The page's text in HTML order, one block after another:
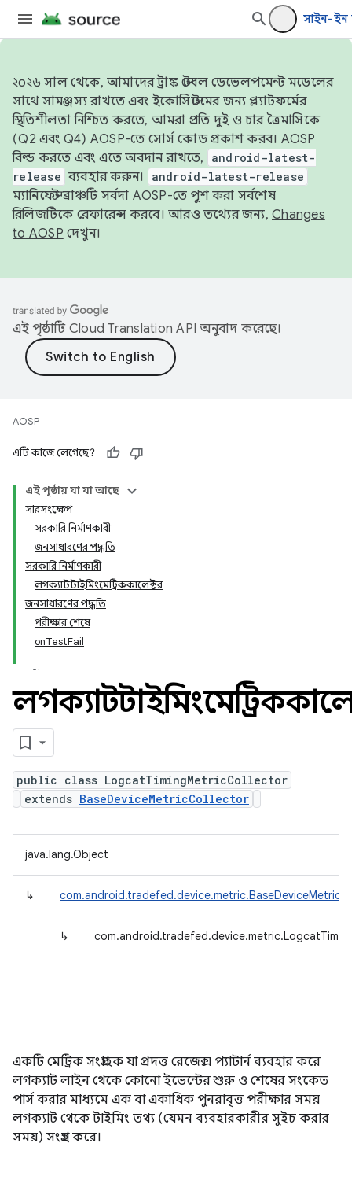
সাইন-
২০২৬ সাল থেকে, আমাদের ট্রাঙ্ক স্টেবল ডেভেলপমেন্ট মডেলের
সাথে সামঞ্জস্য রাখতে এবং ইকোসিস্টেমের জন্য প্ল্যাটফর্মের
স্থিতিশীলতা নিশ্চিত করতে, আমরা প্রতি দুই ও চার ত্রৈমাসিকে
(Q2 এবং Q4) AOSP-তে সোর্স কোড প্রকাশ করব। AOSP
বিল্ড করতে এবং এতে অবদান রাখতে,
android-latest-
release ব্যবহার করুন। android-latest-release
ম্যানিফেস্ট ব্রাঞ্চটি সর্বদা AOSP-তে পুশ করা সর্বশেষ
রিলিজটিকে রেফারেন্স করবে। আরও তথ্যের জন্য, Changes
to AOSP দেখুন।
এই পৃষ্ঠাটি Cloud Translation API অনুবাদ করেছে।
AOSP
এটি কাজে লেগেছে?
এই পৃষ্ঠায় যা যা আছে
সারসংক্ষেপ
সরকারি নির্মাণকারী
জনসাধারণের পদ্ধতি
সরকারি নির্মাণকারী
লগক্যাটটাইমিংমেট্রিককালেক্টর
জনসাধারণের পদ্ধতি
পরীক্ষার শেষে
onTestFail
public class LogcatTimingMetricCollector
extends BaseDeviceMetricCollector
java.lang.Object
↳
↳
একটি মেট্রিক সংগ্রাহক যা প্রদত্ত রেজেক্স প্যাটার্ন ব্যবহার করে
লগক্যাট লাইন থেকে কোনো ইভেন্টের শুরু ও শেষের সংকেত
পার্স করার মাধ্যমে এক বা একাধিক পুনরাবৃত্ত পরীক্ষার সময়
লগক্যাট থেকে টাইমিং তথ্য (যেমন ব্যবহারকারীর সুইচ করার
সময়) সংগ্রহ করে।